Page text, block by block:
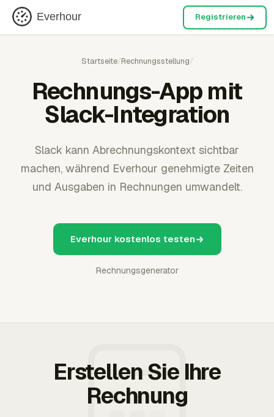
Everhour Registrieren
Startseite/Rechnungsstellung/
Rechnungs-App mit
Slack-Integration
Slack kann Abrechnungskontext sichtbar
machen, während Everhour genehmigte Zeiten
und Ausgaben in Rechnungen umwandelt.
Everhour kostenlos testen
Rechnungsgenerator
Erstellen Sie Ihre
Rechnung